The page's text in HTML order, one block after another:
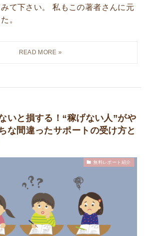
みて下さい。 私もこの著者さんに元
。
いと損する！“稼げない人”がや
な間違ったサポートの受け方と
無料レポート紹介